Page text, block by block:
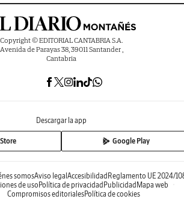
Copyright © EDITORIAL CANTABRIA S.A.
Avenida de Parayas 38, 39011 Santander ,
Cantabria
Descargar la app
Google Play
somosAviso legalAccesibilidadReglamento UE 2024/
de usoPolítica de privacidadPublicidadMapa web
Compromisos editorialesPolítica de cookies